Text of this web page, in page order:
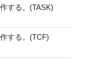
する。(TASK)
する。(TCF)